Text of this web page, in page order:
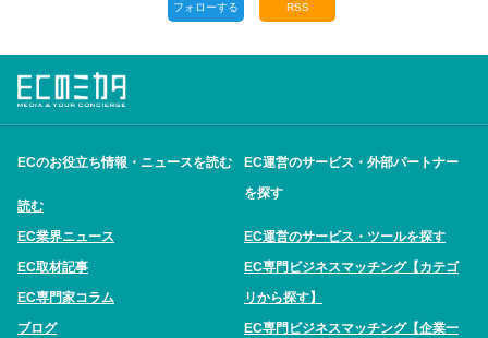
フォローする RSS
ECのお役立ち情報・ニュースを読む
読む
EC業界ニュース
EC取材記事
EC専門家コラム
ブログ
EC運営のサービス・外部パートナー
を探す
EC運営のサービス・ツールを探す
EC専門ビジネスマッチング【カテゴ
リから探す】
EC専門ビジネスマッチング【企業一